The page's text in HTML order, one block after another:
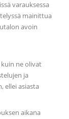
varauksessa
mainittua
avoin
ne olivat
ja
ellei asiasta
aikana